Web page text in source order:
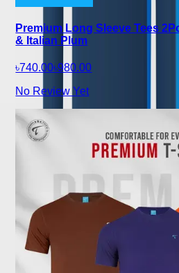
Premium Long Sleeve Tees
& Italian Plum
৳740.00৳980.00
No Review Yet